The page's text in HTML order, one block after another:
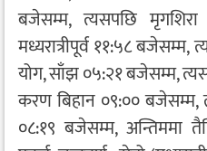
बजेसम्म, त्यसपछि मृगशिरा
मध्यरात्रीपूर्व ११:५८ बजेसम्म,
योग, साँझ ०५:२१ बजेसम्म,
करण बिहान ०९:००
०८:१९ बजेसम्म, अन्तिममा